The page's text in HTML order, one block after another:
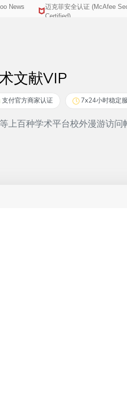
News
迈克菲安全认证 (McAfee
Certified)
文献VIP
支付官方商家认证 7x24小时稳定
百种学术平台校外漫游访问